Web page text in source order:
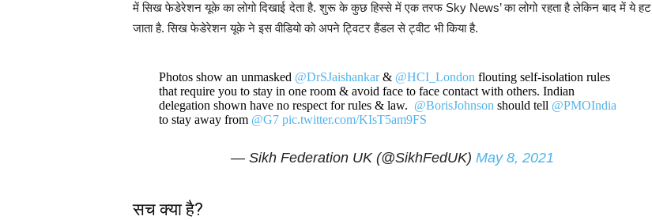
में सिख फेडेरेशन यूके का लोगो दिखाई देता है. शुरू के कुछ हिस्से में एक तरफ Sky News’ का लोगो रहता है लेकिन बाद में ये हट
जाता है. सिख फेडेरेशन यूके ने इस वीडियो को अपने ट्विटर हैंडल से ट्वीट भी किया है.
Photos show an unmasked @DrSJaishankar& @HCI_London flouting self-isolation rules
that require you to stay in one room & avoid face to face contact with others. Indian
delegation shown have no respect for rules & law. @BorisJohnson should tell @PMOIndia
to stay away from @G7 pic.twitter.com/KIsT5am9FS
— Sikh Federation UK (@SikhFedUK) May 8, 2021
सच क्या है?